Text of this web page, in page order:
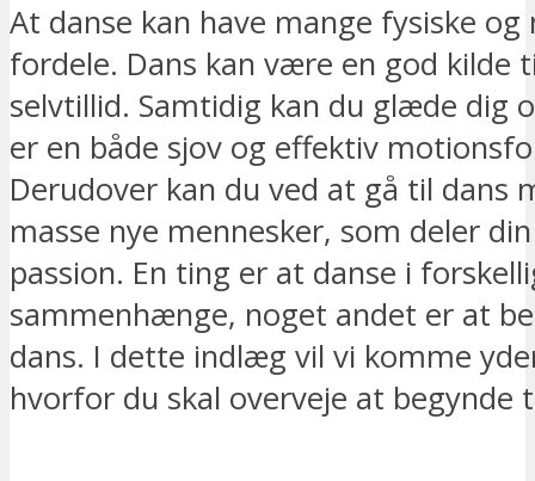
At danse kan have mange fysiske og
fordele. Dans kan være en god kilde
selvtillid. Samtidig kan du glæde dig
er en både sjov og effektiv
Derudover kan du ved at gå til dans
masse nye mennesker, som deler
passion. En ting er at danse i
sammenhænge, noget andet er at
dans. I dette indlæg vil vi komme
hvorfor du skal overveje at begynde